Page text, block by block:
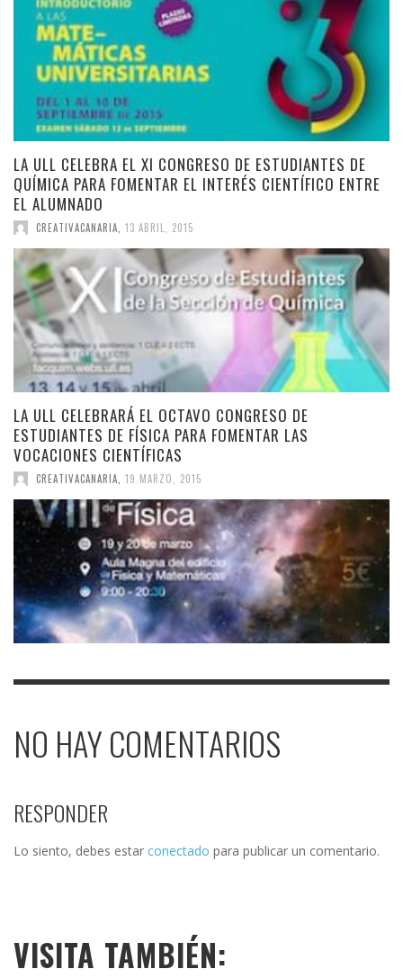
LA ULL CELEBRA EL XI CONGRESO DE ESTUDIANTES DE
QUÍMICA PARA FOMENTAR EL INTERÉS CIENTÍFICO ENTRE
EL ALUMNADO
CREATIVACANARIA 13 ABRIL, 2015
LA ULL CELEBRARÁ EL OCTAVO CONGRESO DE
ESTUDIANTES DE FÍSICA PARA FOMENTAR LAS
VOCACIONES CIENTÍFICAS
CREATIVACANARIA 19 MARZO, 2015
NO HAY COMENTARIOS
RESPONDER
Lo siento, debes estar conectado para publicar un comentario.
VISITA TAMBIÉN: